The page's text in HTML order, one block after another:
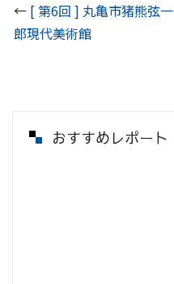
← [ 第6回 ] 丸亀市猪熊弦一
郎現代美術館
おすすめレポート